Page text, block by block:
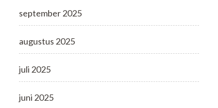
september 2025
augustus 2025
juli 2025
juni 2025